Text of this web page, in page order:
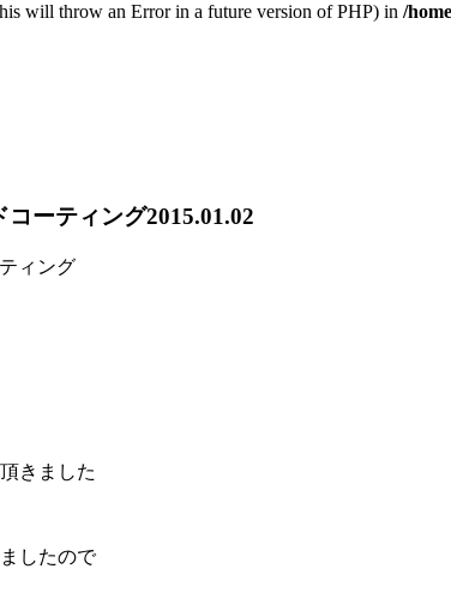
will throw an Error in a future version of PHP) in /
コーティング2015.01.02
きました
したので